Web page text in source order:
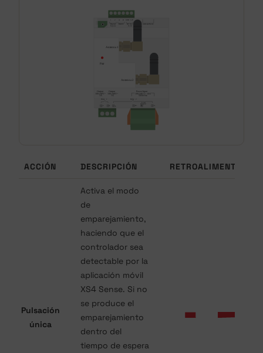
ACCIÓN DESCRIPCIÓN
Pulsación
única
Activa el modo
de
emparejamiento,
haciendo que el
controlador sea
detectable por la
aplicación móvil
XS4 Sense. Si no
se produce el
emparejamiento
dentro del
tiempo de espera